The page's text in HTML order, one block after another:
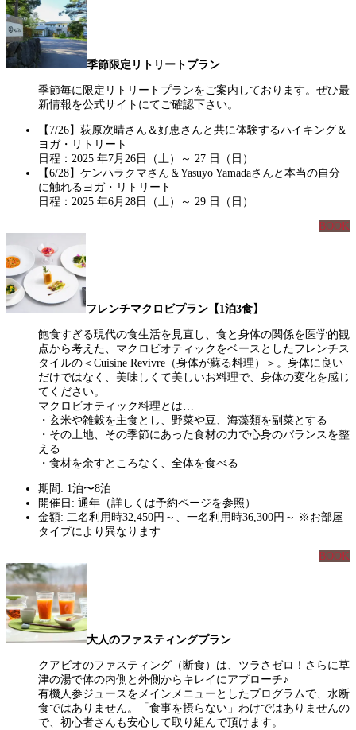
季節限定リトリートプラン
季節毎に限定リトリートプランをご案内しております。ぜひ最
新情報を公式サイトにてご確認下さい。
【7/26】荻原次晴さん＆好恵さんと共に体験するハイキング＆
ヨガ・リトリート
日程：2025 年7月26日（土）～ 27 日（日）
【6/28】ケンハラクマさん＆Yasuyo Yamadaさんと本当の自分
に触れるヨガ・リトリート
日程：2025 年6月28日（土）～ 29 日（日）
BOOK
フレンチマクロビプラン【1泊3食】
飽食すぎる現代の食生活を見直し、食と身体の関係を医学的観
点から考えた、マクロビオティックをベースとしたフレンチス
タイルの＜Cuisine Revivre（身体が蘇る料理）＞。身体に良い
だけではなく、美味しくて美しいお料理で、身体の変化を感じ
てください。
マクロビオティック料理とは…
・玄米や雑穀を主食とし、野菜や豆、海藻類を副菜とする
・その土地、その季節にあった食材の力で心身のバランスを整
える
・食材を余すところなく、全体を食べる
期間: 1泊〜8泊
開催日: 通年（詳しくは予約ページを参照）
金額: 二名利用時32,450円～、一名利用時36,300円～ ※お部屋
タイプにより異なります
BOOK
大人のファスティングプラン
クアビオのファスティング（断食）は、ツラさゼロ！さらに草
津の湯で体の内側と外側からキレイにアプローチ♪
有機人参ジュースをメインメニューとしたプログラムで、水断
食ではありません。「食事を摂らない」わけではありませんの
で、初心者さんも安心して取り組んで頂けます。